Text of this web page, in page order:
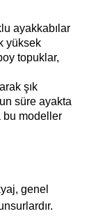
ayakkabılar
yüksek
topuklar,
şık
süre ayakta
bu modeller
genel